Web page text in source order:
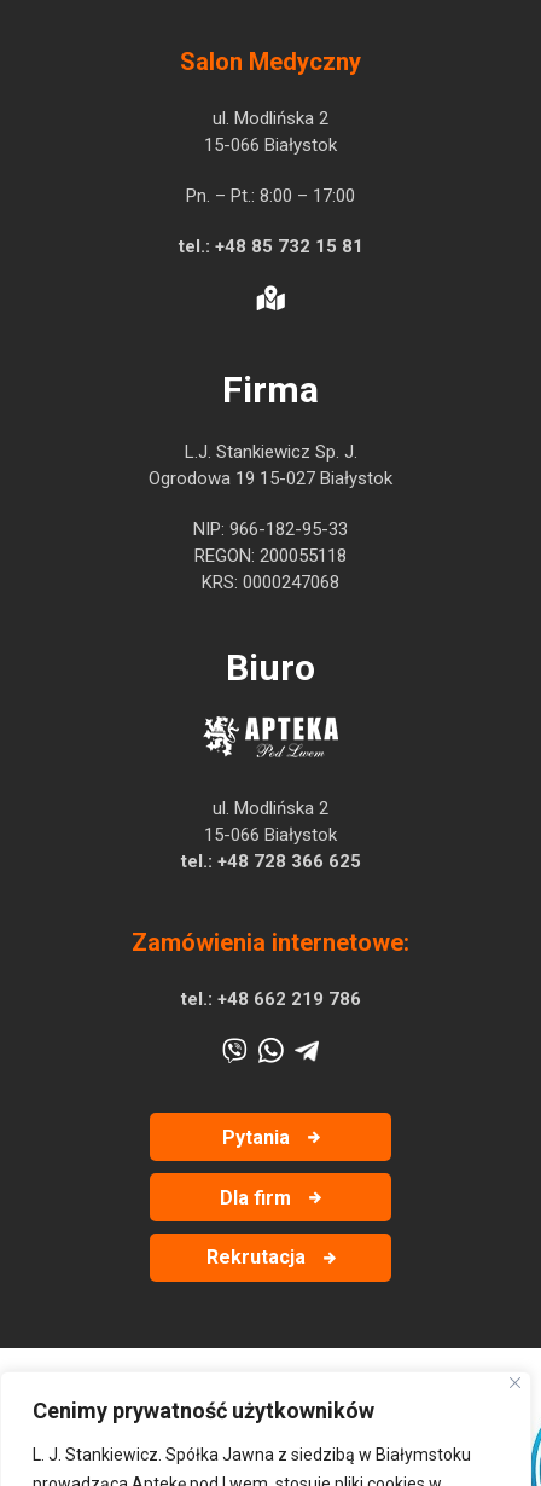
Cenimy prywatność użytkowników
L. J. Stankiewicz. Spółka Jawna z siedzibą w Białymstoku
Salon Medyczny
ul. Modlińska 2
15-066 Białystok
Pn. – Pt.: 8:00 – 17:00
tel.: +48 85 732 15 81
Firma
L.J. Stankiewicz Sp. J.
Ogrodowa 19 15-027 Białystok
NIP: 966-182-95-33
REGON: 200055118
KRS: 0000247068
Biuro
ul. Modlińska 2
15-066 Białystok
tel.: +48 728 366 625
Zamówienia internetowe:
tel.: +48 662 219 786
Pytania
Dla firm
Rekrutacja
‹